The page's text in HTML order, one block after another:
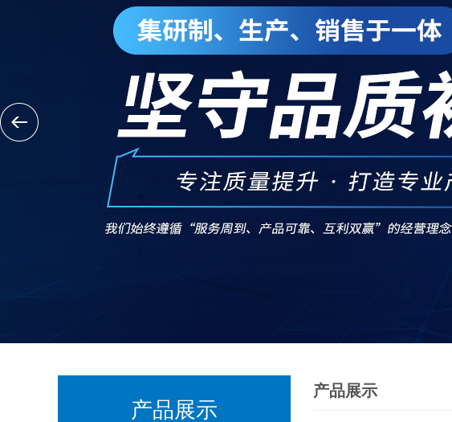
产品展示
产品展示